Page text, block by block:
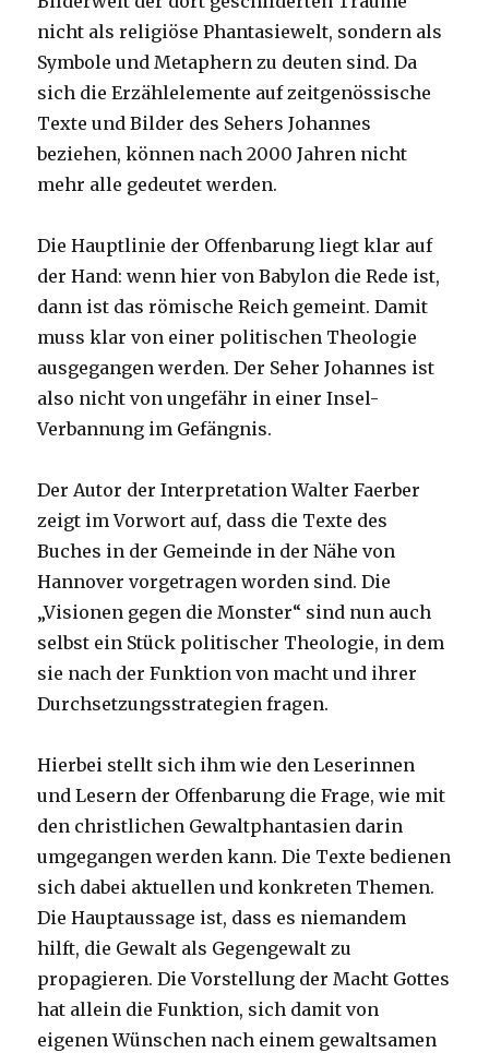
nicht als religiöse Phantasiewelt, sondern als
Symbole und Metaphern zu deuten sind. Da
sich die Erzählelemente auf zeitgenössische
Texte und Bilder des Sehers Johannes
beziehen, können nach 2000 Jahren nicht
mehr alle gedeutet werden.
Die Hauptlinie der Offenbarung liegt klar auf
der Hand: wenn hier von Babylon die Rede ist,
dann ist das römische Reich gemeint. Damit
muss klar von einer politischen Theologie
ausgegangen werden. Der Seher Johannes ist
also nicht von ungefähr in einer Insel-
Verbannung im Gefängnis.
Der Autor der Interpretation Walter Faerber
zeigt im Vorwort auf, dass die Texte des
Buches in der Gemeinde in der Nähe von
Hannover vorgetragen worden sind. Die
„Visionen gegen die Monster“ sind nun auch
selbst ein Stück politischer Theologie, in dem
sie nach der Funktion von macht und ihrer
Durchsetzungsstrategien fragen.
Hierbei stellt sich ihm wie den Leserinnen
und Lesern der Offenbarung die Frage, wie mit
den christlichen Gewaltphantasien darin
umgegangen werden kann. Die Texte bedienen
sich dabei aktuellen und konkreten Themen.
Die Hauptaussage ist, dass es niemandem
hilft, die Gewalt als Gegengewalt zu
propagieren. Die Vorstellung der Macht Gottes
hat allein die Funktion, sich damit von
eigenen Wünschen nach einem gewaltsamen